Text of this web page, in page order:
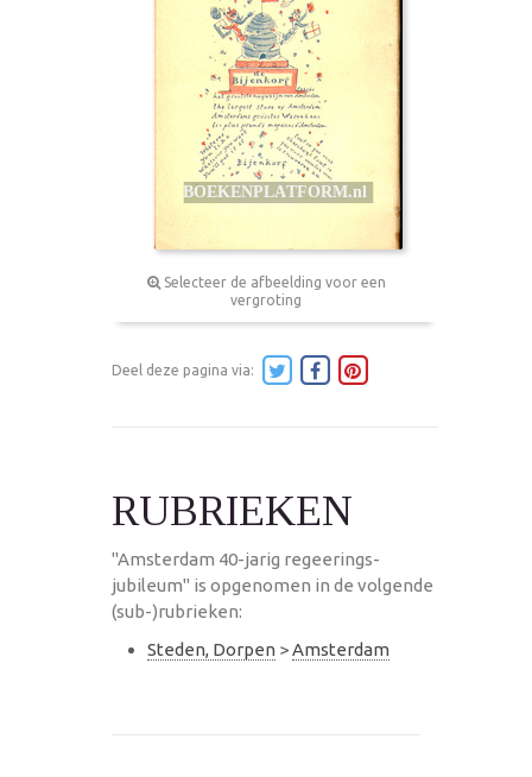
Selecteer de afbeelding voor een
vergroting
Deel deze pagina via:
RUBRIEKEN
"Amsterdam 40-jarig regeerings-
jubileum" is opgenomen in de volgende
(sub-)rubrieken:
Steden, Dorpen >Amsterdam